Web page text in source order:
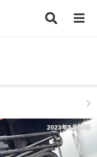
2023年5月29日